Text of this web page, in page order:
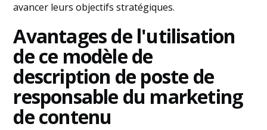
avancer leurs objectifs stratégiques.
Avantages de l'utilisation
de ce modèle de
description de poste de
responsable du marketing
de contenu